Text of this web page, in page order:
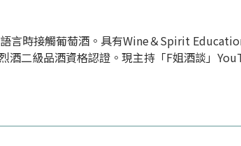
言時接觸葡萄酒。具有Wine＆Spirit
酒二級品酒資格認證。現主持「F姐酒談」
會舉辦主題聚會「以酒會友」，也會固定在節